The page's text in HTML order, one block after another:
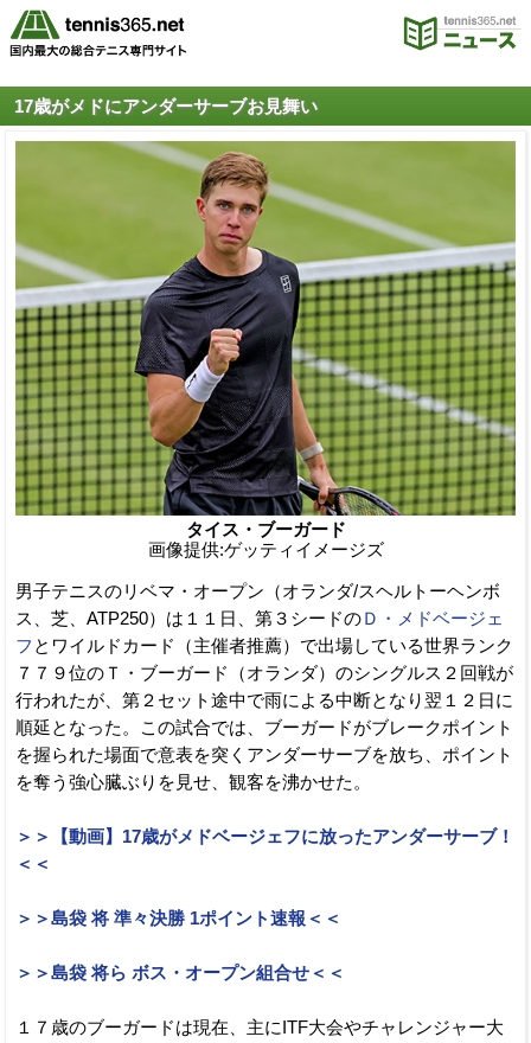
17歳がメドにアンダーサーブお見舞い
タイス・ブーガード
画像提供:ゲッティイメージズ
男子テニスのリベマ・オープン（オランダ/スヘルトーヘンボ
ス、芝、ATP250）は１１日、第３シードのＤ・メドベージェ
フ とワイルドカード（主催者推薦）で出場している世界ランク
７７９位のＴ・ブーガード（オランダ）のシングルス２回戦が
行われたが、第２セット途中で雨による中断となり翌１２日に
順延となった。この試合では、ブーガードがブレークポイント
を握られた場面で意表を突くアンダーサーブを放ち、ポイント
を奪う強心臓ぶりを見せ、観客を沸かせた。
＞＞【動画】17歳がメドベージェフに放ったアンダーサーブ！
＜＜
＞＞島袋 将 準々決勝 1ポイント速報＜＜
＞＞島袋 将ら ボス・オープン組合せ＜＜
１７歳のブーガードは現在、主にITF大会やチャレンジャー大